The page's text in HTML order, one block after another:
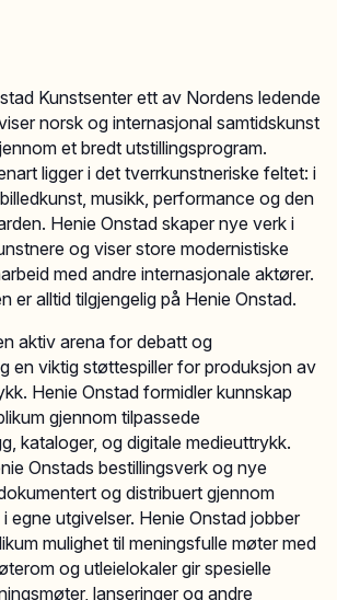
Kunstsenter ett av Nordens ledende
norsk og internasjonal samtidskunst
et bredt utstillingsprogram.
ligger i det tverrkunstneriske feltet: i
musikk, performance og den
Henie Onstad skaper nye verk i
og viser store modernistiske
med andre internasjonale aktører.
er alltid tilgjengelig på Henie Onstad.
aktiv arena for debatt og
en viktig støttespiller for produksjon av
Henie Onstad formidler kunnskap
gjennom tilpassede
kataloger, og digitale medieuttrykk.
Onstads bestillingsverk og nye
og distribuert gjennom
egne utgivelser. Henie Onstad jobber
mulighet til meningsfulle møter med
og utleielokaler gir spesielle
lanseringer og andre